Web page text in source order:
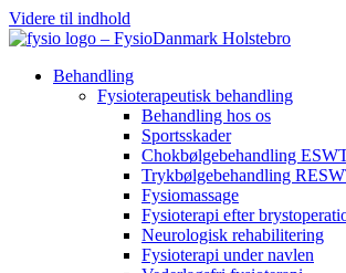
Videre til indhold
Behandling
Fysioterapeutisk behandling
Behandling hos os
Sportsskader
Chokbølgebehandling
Trykbølgebehandling
Fysiomassage
Fysioterapi efter
Neurologisk rehabilitering
Fysioterapi under navlen